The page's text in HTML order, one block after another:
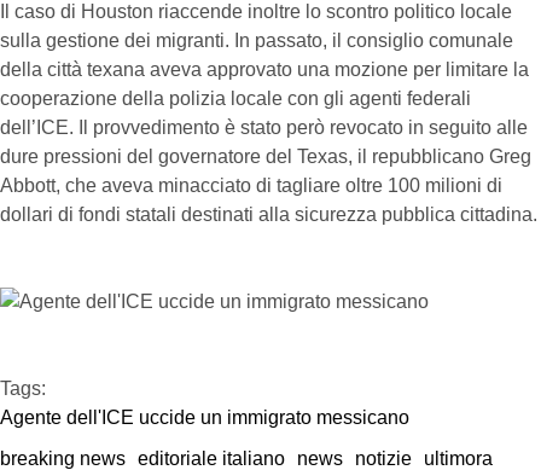
Il caso di Houston riaccende inoltre lo scontro politico locale
sulla gestione dei migranti. In passato, il consiglio comunale
della città texana aveva approvato una mozione per limitare la
cooperazione della polizia locale con gli agenti federali
dell’ICE. Il provvedimento è stato però revocato in seguito alle
dure pressioni del governatore del Texas, il repubblicano Greg
Abbott, che aveva minacciato di tagliare oltre 100 milioni di
dollari di fondi statali destinati alla sicurezza pubblica cittadina.
Tags:
Agente dell'ICE uccide un immigrato messicano
breaking news editoriale italiano news notizie ultimora